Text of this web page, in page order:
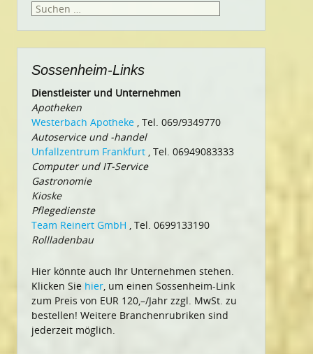
Suchen
Sossenheim-Links
Dienstleister und Unternehmen
Apotheken
Westerbach Apotheke , Tel. 069/9349770
Autoservice und -handel
Unfallzentrum Frankfurt , Tel. 06949083333
Computer und IT-Service
Gastronomie
Kioske
Pflegedienste
Team Reinert GmbH , Tel. 0699133190
Rollladenbau
Hier könnte auch Ihr Unternehmen stehen.
Klicken Sie hier, um einen Sossenheim-Link
zum Preis von EUR 120,–/Jahr zzgl. MwSt. zu
bestellen! Weitere Branchenrubriken sind
jederzeit möglich.